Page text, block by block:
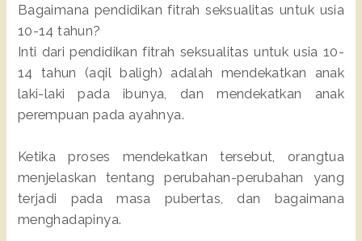
Bagaimana pendidikan fitrah seksualitas untuk usia
10-14 tahun?
Inti dari pendidikan fitrah seksualitas untuk usia 10-
14 tahun (aqil baligh) adalah mendekatkan anak
laki-laki pada ibunya, dan mendekatkan anak
perempuan pada ayahnya.
Ketika proses mendekatkan tersebut, orangtua
menjelaskan tentang perubahan-perubahan yang
terjadi pada masa pubertas, dan bagaimana
menghadapinya.